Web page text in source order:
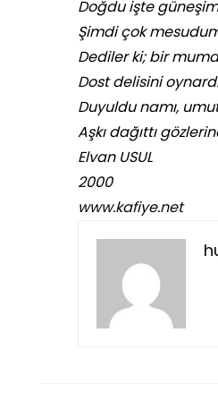
Doğdu işte
Şimdi çok
Dediler ki; bir
Dost delisini
Duyuldu namı,
Aşkı dağıttı
Elvan USUL
2000
www.kafiye.net